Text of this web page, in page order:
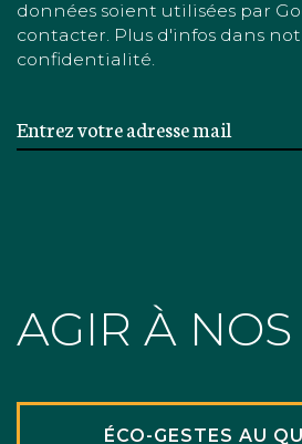
données soient utilisées par
contacter. Plus d'infos dans
confidentialité.
AGIR À NOS
ÉCO-GESTES AU